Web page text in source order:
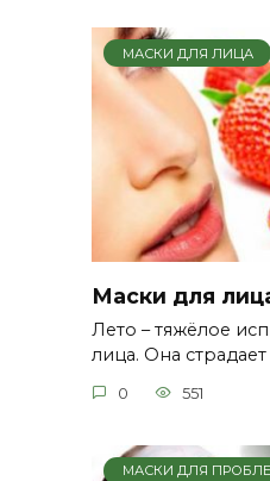
МАСКИ ДЛЯ ЛИЦА
Маски для
Лето – тяжёлое
лица. Она страдает
0 551
МАСКИ ДЛЯ